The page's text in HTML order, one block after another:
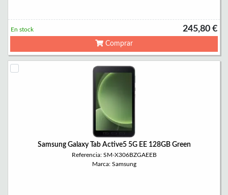
245,80 €
En stock
Comprar
Samsung Galaxy Tab Active5 5G EE 128GB Green
Referencia: SM-X306BZGAEEB
Marca: Samsung